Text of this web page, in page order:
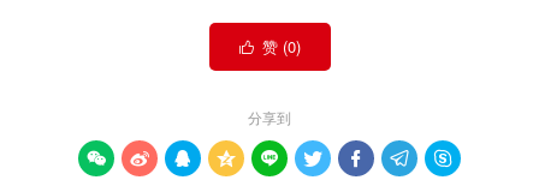
 赞 (0)
分享到
        